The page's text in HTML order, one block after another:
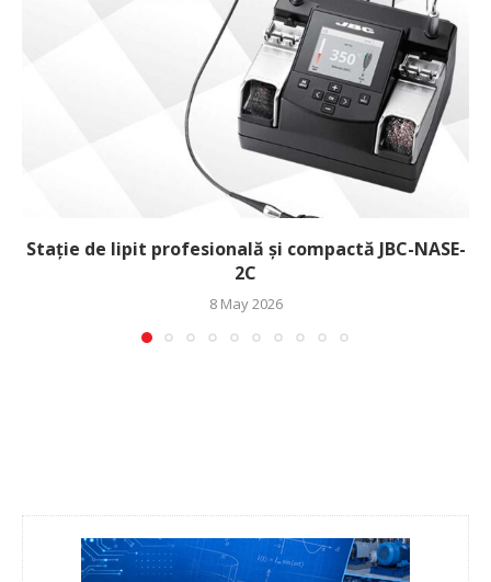
Stație de lipit profesională și compactă JBC-NASE-
2C
8 May 2026